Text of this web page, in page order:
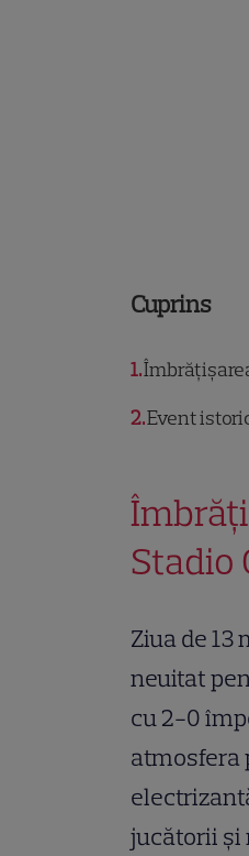
Cuprins
1
2Event
Stadio
Ziua de 13
neuitat
cu 2-0
atmosfera
jucătorii